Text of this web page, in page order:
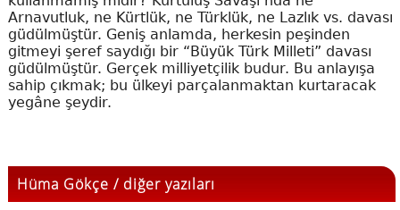
Arnavutluk, ne Kürtlük, ne Türklük, ne Lazlık vs. davası
güdülmüştür. Geniş anlamda, herkesin peşinden
gitmeyi şeref saydığı bir “Büyük Türk Milleti” davası
güdülmüştür. Gerçek milliyetçilik budur. Bu anlayışa
sahip çıkmak; bu ülkeyi parçalanmaktan kurtaracak
yegâne şeydir.
Hüma Gökçe / diğer yazıları